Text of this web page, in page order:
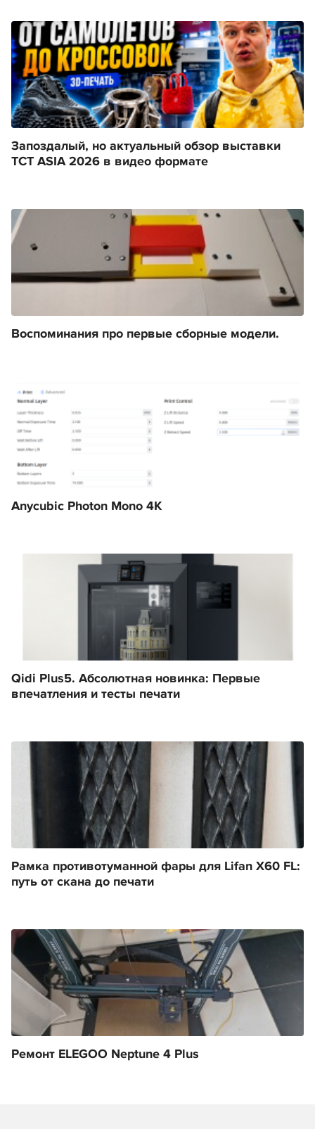
Запоздалый, но актуальный обзор выставки
TCT ASIA 2026 в видео формате
Воспоминания про первые сборные модели.
Anycubic Photon Mono 4K
Qidi Plus5. Абсолютная новинка: Первые
впечатления и тесты печати
Рамка противотуманной фары для Lifan X60 FL:
путь от скана до печати
Ремонт ELEGOO Neptune 4 Plus